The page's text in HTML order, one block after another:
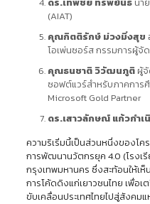
(AIAT)
คุณกิตติรักษ์ ม่วงมิ่งสุข
โอเพ่นซอร์ส กรรมการผู้จั
คุณธนชาติ วิวัฒนภูติผู้จั
ซอฟต์แวร์สำหรับภาคการ
Microsoft Gold Partner
ดร.เสาวลักษณ์ แก้วกำเ
ความริเริ่มนี้เป็นส่วนหนึ่งของโค
การพัฒนานวัตกรยุค 4.0 (โรงเ
กรุงเทพมหานคร ซึ่งสะท้อนให้เ
การโค้ดดิงแก่เยาวชนไทย เพื่อ
ขับเคลื่อนประเทศไทยไปสู่สังค